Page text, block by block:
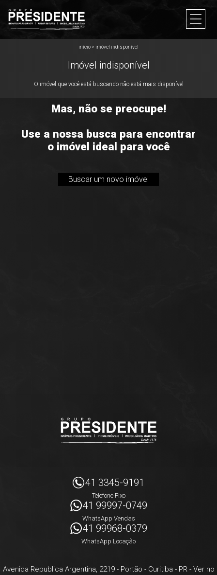
início > imóvel indisponível
Imóvel indisponível
O imóvel que você está buscando não está mais disponível
Mas, não se preocupe!
Use a nossa busca para encontrar
o imóvel ideal para você
Buscar um novo imóvel
41 3345-9191
Telefone Fixo
41 99997-0749
WhatsApp Vendas
41 99968-0379
WhatsApp Locação
Avenida Republica Argentina, 2219- Portão - Curitiba - PR- Ver no